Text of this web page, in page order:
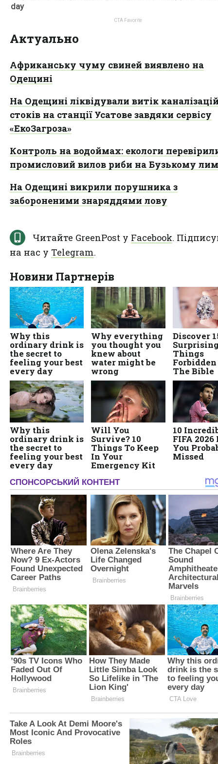
Актуально
Африканську чуму свиней виявлено на
Одещині
На Одещині ліквідували витік
стоків на станції Усатове завдяки сервісу
«ЕкоЗагроза»
Контроль на водоймах: екологи
промисловий вилов риби на Бузькому
На Одещині викрили порушника з
забороненими знаряддями лову
Читайте GreenPost у Facebook.
на нас у Telegram.